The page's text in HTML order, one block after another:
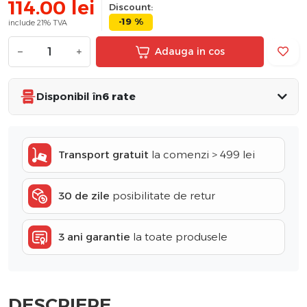
114.00 lei
include 21% TVA
Discount:
-19 %
− + Adauga in cos
Disponibil în6 rate
Transport gratuit la comenzi > 499 lei
30 de zile posibilitate de retur
3 ani garantie la toate produsele